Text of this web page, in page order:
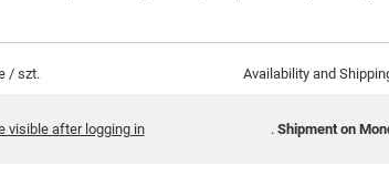
/ szt. Availability and
visible after logging in Shipment on